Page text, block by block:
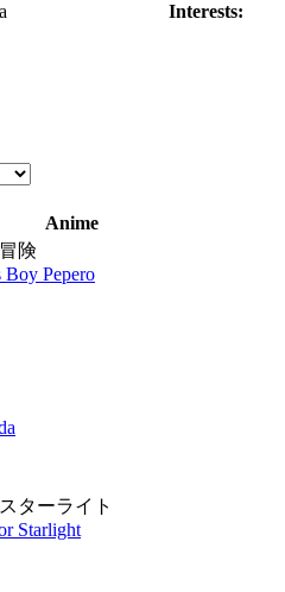
Interests:
Anime
険
Boy Pepero
ターライト
Starlight